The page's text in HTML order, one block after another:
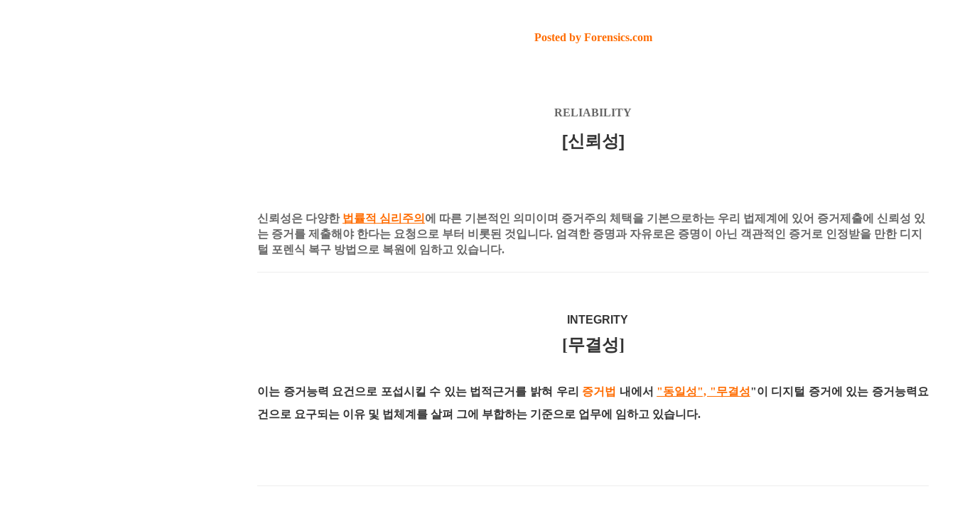
Posted by Forensics.com
RELIABILITY
[신뢰성]
신뢰성은 다양한 법률적 심리주의 에 따른 기본적인 의미이며 증거주의 체택을 기본으로하는 우리 법제계에 있어 증거제출에 신뢰성 있
는 증거를 제출해야 한다는 요청으로 부터 비롯된 것입니다. 엄격한 증명과 자유로은 증명이 아닌 객관적인 증거로 인정받을 만한 디지
털 포렌식 복구 방법으로 복원에 임하고 있습니다.
INTEGRITY
[무결성]
이는 증거능력 요건으로 포섭시킬 수 있는 법적근거를 밝혀 우리 증거법 내에서 "동일성", "무결성"이 디지털 증거에 있는 증거능력요
건으로 요구되는 이유 및 법체계를 살펴 그에 부합하는 기준으로 업무에 임하고 있습니다.